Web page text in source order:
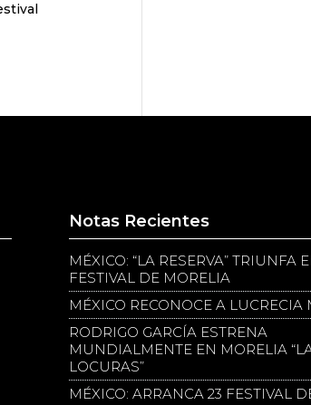
Notas Recientes
MÉXICO: “LA RESERVA” TRIUNFA
FESTIVAL DE MORELIA
MÉXICO RECONOCE A LUCRECIA
RODRIGO GARCÍA ESTRENA
MUNDIALMENTE EN MORELIA
LOCURAS”
MÉXICO: ARRANCA 23 FESTIVAL